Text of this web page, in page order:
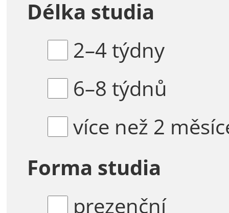
Délka studia
2–4 týdny
6–8 týdnů
více než 2
Forma studia
prezenční